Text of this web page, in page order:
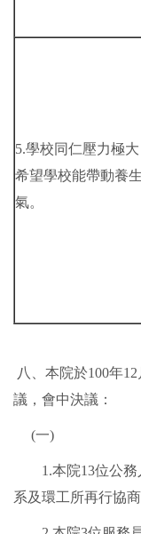
5.學校同仁壓力極大
希望學校能帶動養
氣。
八、本院於100年
議，會中決議：
(一)
1.本院13位公務
系及環工所再行協商